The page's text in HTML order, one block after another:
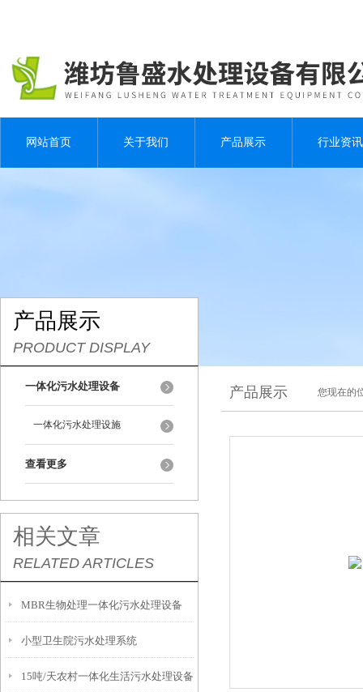
网站首页 关于我们 产品展示 行业资讯
产品展示
PRODUCT DISPLAY
一体化污水处理设备
一体化污水处理设施
查看更多
相关文章
RELATED ARTICLES
MBR生物处理一体化污水处理设备
小型卫生院污水处理系统
15吨/天农村一体化生活污水处理设备
产品展示 您现在的